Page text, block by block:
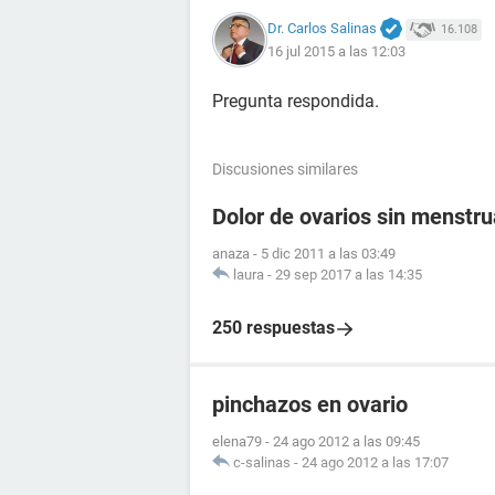
Dr. Carlos Salinas 16.108
16 jul 2015 a las 12:03
Pregunta respondida.
Discusiones similares
Dolor de ovarios sin
anaza - 5 dic 2011 a las 03:49
laura - 29 sep 2017 a las 14:35
250 respuestas
pinchazos en ovario
elena79 - 24 ago 2012 a las 09:45
c-salinas - 24 ago 2012 a las 17:07